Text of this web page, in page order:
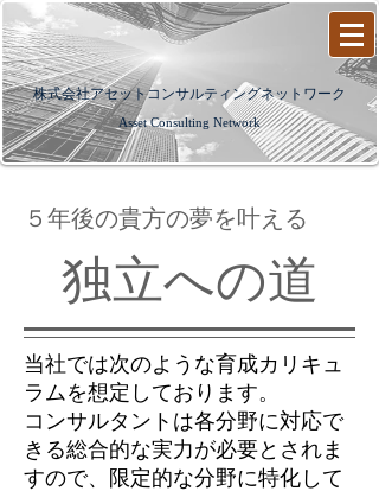
​株式会社アセットコンサルティングネットワーク
Asset Consulting Network
​５年後の貴方の夢を叶える
独立への道
当社では次のような育成カリキュ
ラムを想定しております。
コンサルタントは各分野に対応で
きる総合的な実力が必要とされま
すので、限定的な分野に特化して